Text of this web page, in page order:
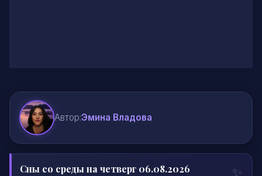
Автор:Эмина Владова
Сны со среды на четверг 06.08.2026